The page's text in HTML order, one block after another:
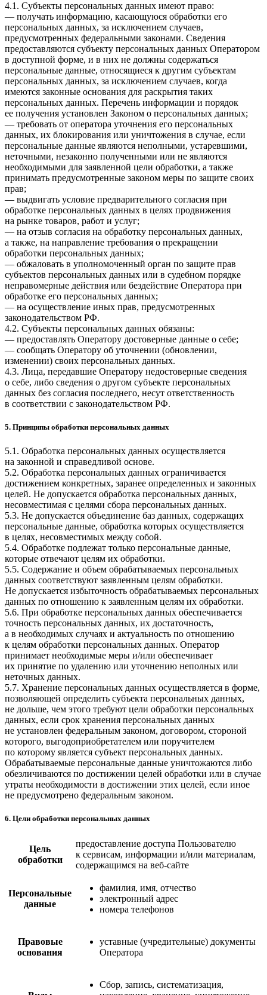
4.1. Субъекты персональных данных имеют право:
— получать информацию, касающуюся обработки его
персональных данных, за исключением случаев,
предусмотренных федеральными законами. Сведения
предоставляются субъекту персональных данных Оператором
в доступной форме, и в них не должны содержаться
персональные данные, относящиеся к другим субъектам
персональных данных, за исключением случаев, когда
имеются законные основания для раскрытия таких
персональных данных. Перечень информации и порядок
ее получения установлен Законом о персональных данных;
— требовать от оператора уточнения его персональных
данных, их блокирования или уничтожения в случае, если
персональные данные являются неполными, устаревшими,
неточными, незаконно полученными или не являются
необходимыми для заявленной цели обработки, а также
принимать предусмотренные законом меры по защите своих
прав;
— выдвигать условие предварительного согласия при
обработке персональных данных в целях продвижения
на рынке товаров, работ и услуг;
— на отзыв согласия на обработку персональных данных,
а также, на направление требования о прекращении
обработки персональных данных;
— обжаловать в уполномоченный орган по защите прав
субъектов персональных данных или в судебном порядке
неправомерные действия или бездействие Оператора при
обработке его персональных данных;
— на осуществление иных прав, предусмотренных
законодательством РФ.
4.2. Субъекты персональных данных обязаны:
— предоставлять Оператору достоверные данные о себе;
— сообщать Оператору об уточнении (обновлении,
изменении) своих персональных данных.
4.3. Лица, передавшие Оператору недостоверные сведения
о себе, либо сведения о другом субъекте персональных
данных без согласия последнего, несут ответственность
в соответствии с законодательством РФ.
5. Принципы обработки персональных данных
5.1. Обработка персональных данных осуществляется
на законной и справедливой основе.
5.2. Обработка персональных данных ограничивается
достижением конкретных, заранее определенных и законных
целей. Не допускается обработка персональных данных,
несовместимая с целями сбора персональных данных.
5.3. Не допускается объединение баз данных, содержащих
персональные данные, обработка которых осуществляется
в целях, несовместимых между собой.
5.4. Обработке подлежат только персональные данные,
которые отвечают целям их обработки.
5.5. Содержание и объем обрабатываемых персональных
данных соответствуют заявленным целям обработки.
Не допускается избыточность обрабатываемых персональных
данных по отношению к заявленным целям их обработки.
5.6. При обработке персональных данных обеспечивается
точность персональных данных, их достаточность,
а в необходимых случаях и актуальность по отношению
к целям обработки персональных данных. Оператор
принимает необходимые меры и/или обеспечивает
их принятие по удалению или уточнению неполных или
неточных данных.
5.7. Хранение персональных данных осуществляется в форме,
позволяющей определить субъекта персональных данных,
не дольше, чем этого требуют цели обработки персональных
данных, если срок хранения персональных данных
не установлен федеральным законом, договором, стороной
которого, выгодоприобретателем или поручителем
по которому является субъект персональных данных.
Обрабатываемые персональные данные уничтожаются либо
обезличиваются по достижении целей обработки или в случае
утраты необходимости в достижении этих целей, если иное
не предусмотрено федеральным законом.
6. Цели обработки персональных данных
Цель
обработки
предоставление доступа Пользователю
к сервисам, информации и/или материалам,
содержащимся на веб-сайте
Персональные
данные
фамилия, имя, отчество
электронный адрес
номера телефонов
Правовые
основания
уставные (учредительные) документы
Оператора
Сбор, запись, систематизация,